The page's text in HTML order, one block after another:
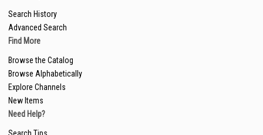
Search History
Advanced Search
Find More
Browse the Catalog
Browse Alphabetically
Explore Channels
New Items
Need Help?